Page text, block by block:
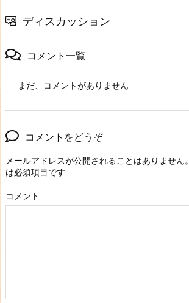
ディスカッション
コメント一覧
まだ、コメントがありません
コメントをどうぞ
メールアドレスが公開されることはありません。
は必須項目です
コメント